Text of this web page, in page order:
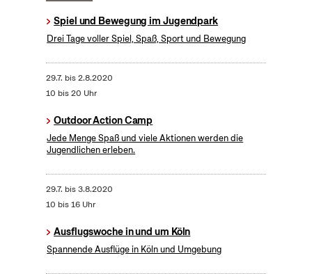
Spiel und Bewegung im Jugendpark
Drei Tage voller Spiel, Spaß, Sport und Bewegung
29.7. bis2.8.2020
10 bis 20 Uhr
Outdoor Action Camp
Jede Menge Spaß und viele Aktionen werden die
Jugendlichen erleben.
29.7. bis3.8.2020
10 bis 16 Uhr
Ausflugswoche in und um Köln
Spannende Ausflüge in Köln und Umgebung